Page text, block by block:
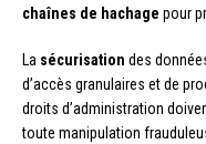
chaînes de hachage pour
La sécurisation des
d’accès granulaires et de
droits d’administration
toute manipulation